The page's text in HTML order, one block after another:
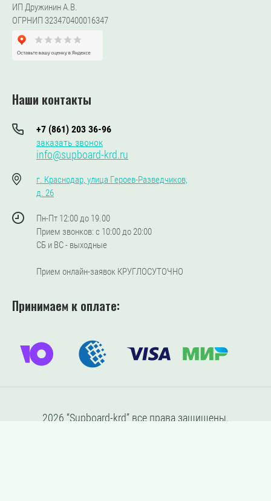
ИП Дружинин А.В.
ОГРНИП 323470400016347
Наши контакты
+7 (861) 203 36-96
заказать звонок
info@supboard-krd.ru
г. Краснодар, улица Героев-Разведчиков,
д. 26
Пн-Пт 12:00 до 19.00
Прием звонков: с 10:00 до 20:00
СБ и ВС - выходные
Прием онлайн-заявок КРУГЛОСУТОЧНО
Принимаем к оплате:
2026 “Supboard-krd” все права защищены.